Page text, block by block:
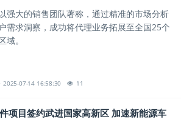
强大的销售团队著称，通过精准的市场分析
需求洞察，成功将代理业务拓展至全国25个
域。
2025-07-14 16:58:30 11
项目签约武进国家高新区 加速新能源车